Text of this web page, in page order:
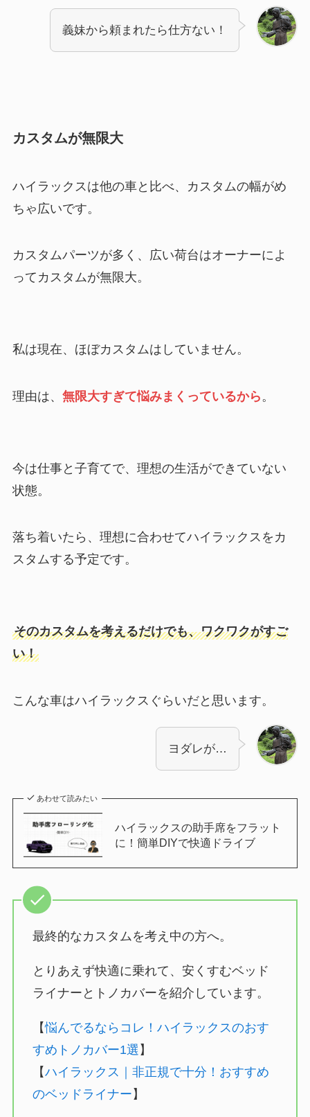
義妹から頼まれたら仕方ない！
カスタムが無限大
ハイラックスは他の車と比べ、カスタムの幅がめ
ちゃ広いです。
カスタムパーツが多く、広い荷台はオーナーによ
ってカスタムが無限大。
私は現在、ほぼカスタムはしていません。
理由は、 無限大すぎて悩みまくっているから 。
今は仕事と子育てで、理想の生活ができていない
状態。
落ち着いたら、理想に合わせてハイラックスをカ
スタムする予定です。
そのカスタムを考えるだけでも、ワクワクがすご
い！
こんな車はハイラックスぐらいだと思います。
ヨダレが…
あわせて読みたい
ハイラックスの助手席をフラット
に！簡単DIYで快適ドライブ
最終的なカスタムを考え中の方へ。
とりあえず快適に乗れて、安くすむベッド
ライナーとトノカバーを紹介しています。
【悩んでるならコレ！ハイラックスのおす
すめトノカバー1選 】
【ハイラックス｜非正規で十分！おすすめ
のベッドライナー 】